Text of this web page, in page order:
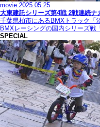
movie 2025.05.25
大東建託シリーズ第4戦 2戦連続
千葉県柏市にあるBMXトラック「
BMXレーシングの国内シリーズ戦
SPECIAL